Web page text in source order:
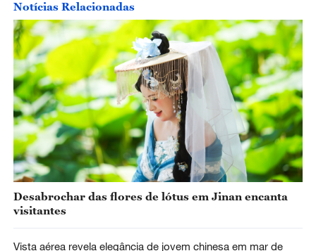
Notícias Relacionadas
Desabrochar das flores de lótus em Jinan encanta
visitantes
Vista aérea revela elegância de jovem chinesa em mar de